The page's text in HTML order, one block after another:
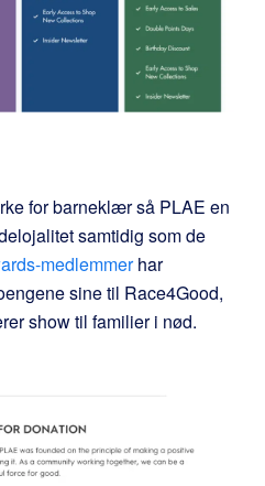
for barneklær så PLAE en
samtidig som de
medlemmerhar
sine til Race4Good,
show til familier i nød.